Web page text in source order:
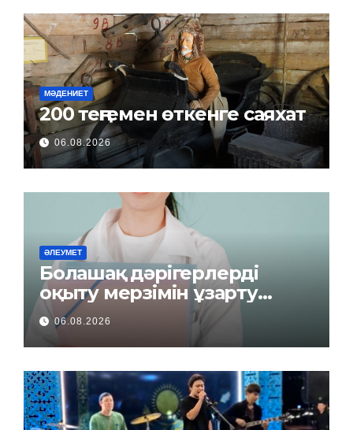
МӘДЕНИЕТ
200 теңгемен өткенге саяхат
06.08.2026
ӘЛЕУМЕТ
Болашақ дәрігерлерді
оқыту мерзімін ұзарту
керек пе?
06.08.2026